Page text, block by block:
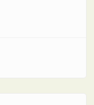
| Invasión (campo